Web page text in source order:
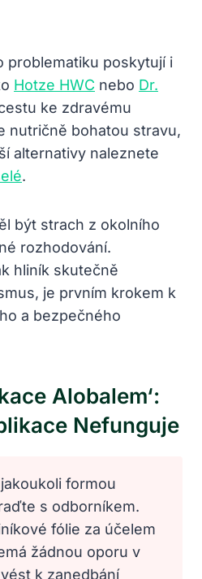
problematiku poskytují i
Hotze HWC nebo Dr.
ke zdravému
nutričně bohatou stravu,
alternativy naleznete
.
být strach z okolního
rozhodování.
hliník skutečně
je prvním krokem k
a bezpečného
Alobalem‘:
Nefunguje
formou
s odborníkem.
fólie za účelem
žádnou oporu v
k zanedbání